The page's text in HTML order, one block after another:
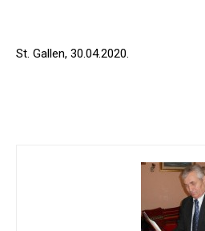
St. Gallen, 30.04.2020.